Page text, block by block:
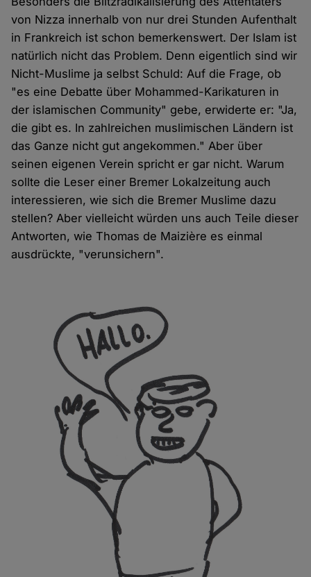
von Nizza innerhalb von nur drei Stunden Aufenthalt
in Frankreich ist schon bemerkenswert. Der Islam ist
natürlich nicht das Problem. Denn eigentlich sind wir
Nicht-Muslime ja selbst Schuld: Auf die Frage, ob
"es eine Debatte über Mohammed-Karikaturen in
der islamischen Community" gebe, erwiderte er: "Ja,
die gibt es. In zahlreichen muslimischen Ländern ist
das Ganze nicht gut angekommen." Aber über
seinen eigenen Verein spricht er gar nicht. Warum
sollte die Leser einer Bremer Lokalzeitung auch
interessieren, wie sich die Bremer Muslime dazu
stellen? Aber vielleicht würden uns auch Teile dieser
Antworten, wie Thomas de Maizière es einmal
ausdrückte, "verunsichern".